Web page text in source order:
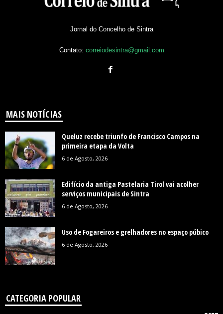
Jornal do Concelho de Sintra
Contato: correiodesintra@gmail.com
MAIS NOTÍCIAS
Queluz recebe triunfo de Francisco Campos na
primeira etapa da Volta
6 de Agosto, 2026
Edifício da antiga Pastelaria Tirol vai acolher
serviços municipais de Sintra
6 de Agosto, 2026
Uso de Fogareiros e grelhadores no espaço púbico
6 de Agosto, 2026
CATEGORIA POPULAR